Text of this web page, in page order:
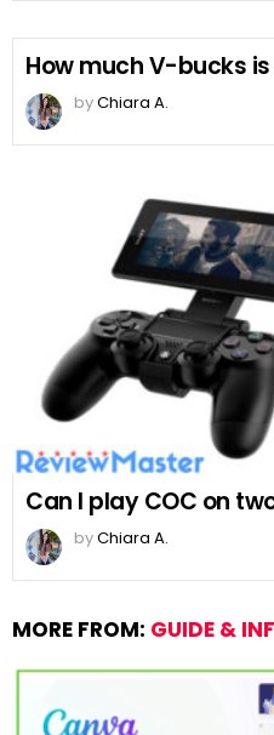
How much V-bucks
byChiara A.
Can I play COC on
byChiara A.
MORE FROM: GUIDE &